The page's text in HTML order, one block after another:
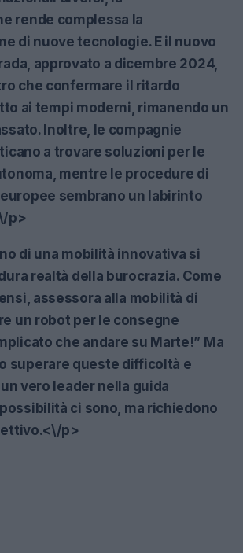
rende complessa la
di nuove tecnologie. E il nuovo
approvato a dicembre 2024,
che confermare il ritardo
ai tempi moderni, rimanendo un
Inoltre, le compagnie
a trovare soluzioni per le
mentre le procedure di
sembrano un labirinto
p>
di una mobilità innovativa si
realtà della burocrazia. Come
assessora alla mobilità di
un robot per le consegne
che andare su Marte!” Ma
superare queste difficoltà e
vero leader nella guida
ci sono, ma richiedono
p>